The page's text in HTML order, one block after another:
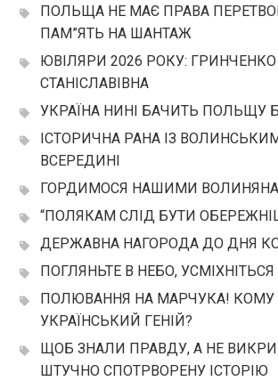
ПОЛЬЩА НЕ МАЄ ПРАВА
ПАМ”ЯТЬ НА ШАНТАЖ
ЮВІЛЯРИ 2026 РОКУ:
СТАНІСЛАВІВНА
УКРАЇНА НИНІ БАЧИТЬ ПОЛЬЩУ
ІСТОРИЧНА РАНА ІЗ
ВСЕРЕДИНІ
ГОРДИМОСЯ НАШИМИ
“ПОЛЯКАМ СЛІД БУТИ
ДЕРЖАВНА НАГОРОДА ДО ДНЯ
ПОГЛЯНЬТЕ В НЕБО,
ПОЛЮВАННЯ НА МАРЧУКА! КОМУ
УКРАЇНСЬКИЙ ГЕНІЙ?
ЩОБ ЗНАЛИ ПРАВДУ, А НЕ
ШТУЧНО СПОТРВОРЕНУ ІСТОРІЮ